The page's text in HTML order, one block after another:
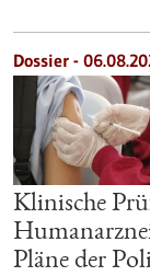
Dossier -
Klinische
Pläne der